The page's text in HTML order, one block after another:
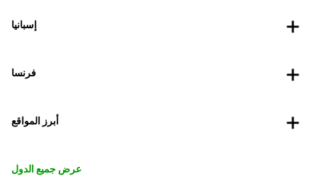
إسبانيا
فرنسا
أبرز المواقع
عرض جميع الدول